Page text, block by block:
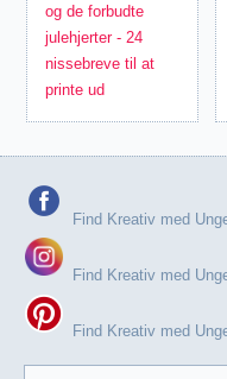
og de forbudte
julehjerter - 24
nissebreve til at
printe ud
Find Kreativ med
Find Kreativ med
Find Kreativ med